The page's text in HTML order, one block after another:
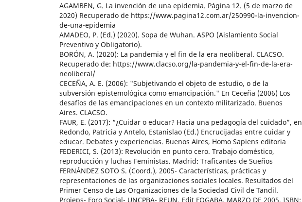
AGAMBEN, G. La invención de una epidemia. Página 12. (5 de marzo de
2020) Recuperado de https://www.pagina12.com.ar/250990-la-invencion-
de-una-epidemia
AMADEO, P. (Ed.) (2020). Sopa de Wuhan. ASPO (Aislamiento Social
Preventivo y Obligatorio).
BORÓN, A. (2020): La pandemia y el fin de la era neoliberal. CLACSO.
Recuperado de: https://www.clacso.org/la-pandemia-y-el-fin-de-la-era-
neoliberal/
CECEÑA, A. E. (2006): "Subjetivando el objeto de estudio, o de la
subversión epistemológica como emancipación." En Ceceña (2006) Los
desafíos de las emancipaciones en un contexto militarizado. Buenos
Aires. CLACSO.
FAUR, E. (2017): “¿Cuidar o educar? Hacia una pedagogía del cuidado”, en
Redondo, Patricia y Antelo, Estanislao (Ed.) Encrucijadas entre cuidar y
educar. Debates y experiencias. Buenos Aires, Homo Sapiens editoria
FEDERICI, S. (2013): Revolución en punto cero. Trabajo doméstico,
reproducción y luchas Feministas. Madrid: Traficantes de Sueños
FERNÁNDEZ SOTO S. (Coord.), 2005- Características, prácticas y
representaciones de las organizaciones sociales locales. Resultados del
Primer Censo de Las Organizaciones de la Sociedad Civil de Tandil.
Proieps- Foro Social- UNCPBA- REUN. Edit FOGABA. MARZO DE 2005. ISBN: